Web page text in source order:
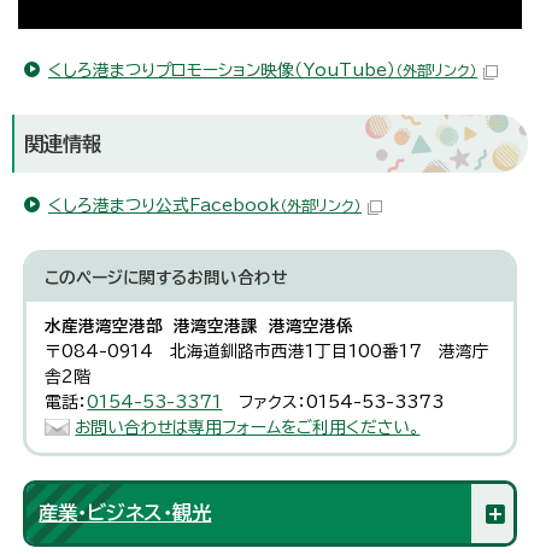
くしろ港まつりプロモーション映像（YouTube） （外部リンク）
関連情報
くしろ港まつり公式Facebook （外部リンク）
このページに関するお問い合わせ
水産港湾空港部 港湾空港課 港湾空港係
〒084-0914 北海道釧路市西港1丁目100番17 港湾庁
舎2階
電話：0154-53-3371
ファクス：0154-53-3373
お問い合わせは専用フォームをご利用ください。
産業・ビジネス・観光